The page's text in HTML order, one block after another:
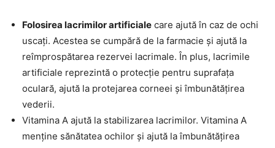
Folosirea lacrimilor artificiale care ajută în caz de ochi
uscați. Acestea se cumpără de la farmacie și ajută la
reîmprospătarea rezervei lacrimale. În plus, lacrimile
artificiale reprezintă o protecție pentru suprafața
oculară, ajută la protejarea corneei și îmbunătățirea
vederii.
Vitamina A ajută la stabilizarea lacrimilor. Vitamina A
menține sănătatea ochilor și ajută la îmbunătățirea